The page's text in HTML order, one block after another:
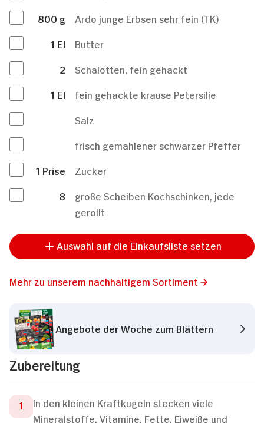
800 g
Ardo junge Erbsen sehr fein (TK)
1 El
Butter
2
Schalotten, fein gehackt
1 El
fein gehackte krause Petersilie
Salz
frisch gemahlener schwarzer Pfeffer
1 Prise
Zucker
8
große Scheiben Kochschinken, jede
gerollt
Auswahl auf die Einkaufsliste setzen
Mehr zu unserem nachhaltigem Sortiment
Angebote der Woche zum Blättern
Zubereitung
In den kleinen Kraftkugeln stecken viele
Mineralstoffe, Vitamine, Fette, Eiweiße und